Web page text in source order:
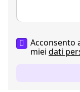
Acconsento
miei dati